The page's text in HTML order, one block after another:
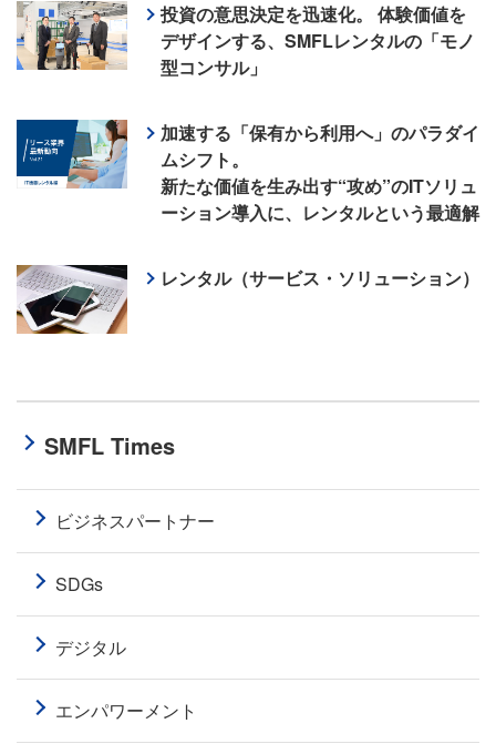
投資の意思決定を迅速化。 体験価値を
デザインする、SMFLレンタルの「モノ
型コンサル」
加速する「保有から利用へ」のパラダイ
ムシフト。
新たな価値を生み出す“攻め”のITソリュ
ーション導入に、レンタルという最適解
レンタル（サービス・ソリューション）
SMFL Times
ビジネスパートナー
SDGs
デジタル
エンパワーメント